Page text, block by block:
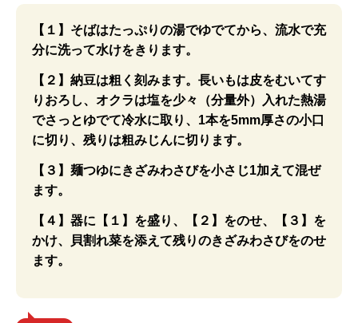
【１】そばはたっぷりの湯でゆでてから、流水で充
分に洗って水けをきります。
【２】納豆は粗く刻みます。長いもは皮をむいてす
りおろし、オクラは塩を少々（分量外）入れた熱湯
でさっとゆでて冷水に取り、1本を5mm厚さの小口
に切り、残りは粗みじんに切ります。
【３】麺つゆにきざみわさびを小さじ1加えて混ぜ
ます。
【４】器に【１】を盛り、【２】をのせ、【３】を
かけ、貝割れ菜を添えて残りのきざみわさびをのせ
ます。